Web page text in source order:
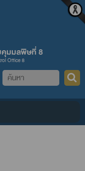
คุมมลพิษที่ 8
Office 8
ค้นหา